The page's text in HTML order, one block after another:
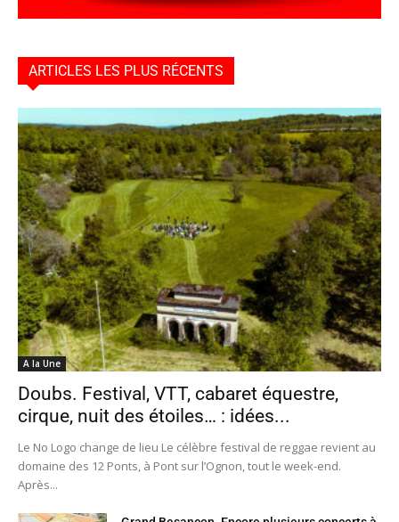
ARTICLES LES PLUS RÉCENTS
A la Une
Doubs. Festival, VTT, cabaret équestre,
cirque, nuit des étoiles… : idées...
Le No Logo change de lieu Le célèbre festival de reggae revient au
domaine des 12 Ponts, à Pont sur l’Ognon, tout le week-end.
Après...